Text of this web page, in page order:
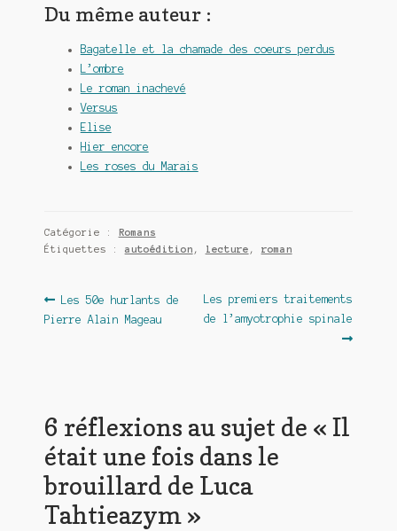
Du même auteur :
Bagatelle et la chamade des coeurs perdus
L’ombre
Le roman inachevé
Versus
Elise
Hier encore
Les roses du Marais
Catégorie : Romans
Étiquettes : autoédition , lecture , roman
Navigation
de
Article
précédent :
Les 50e hurlants de
Pierre Alain Mageau
Article
suivant :
Les premiers traitements
de l’amyotrophie spinale
6 réflexions au sujet de « Il
était une fois dans le
brouillard de Luca
Tahtieazym»